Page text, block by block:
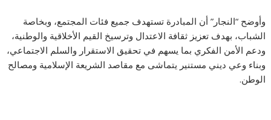
وأوضح “النجار” أن المبادرة تستهدف جميع فئات المجتمع، وبخاصة
الشباب، بهدف تعزيز ثقافة الاعتدال وترسيخ القيم الأخلاقية والوطنية،
ودعم الأمن الفكري بما يسهم في تحقيق الاستقرار والسلم الاجتماعي،
وبناء وعي ديني مستنير يتماشى مع مقاصد الشريعة الإسلامية ومصالح
الوطن.